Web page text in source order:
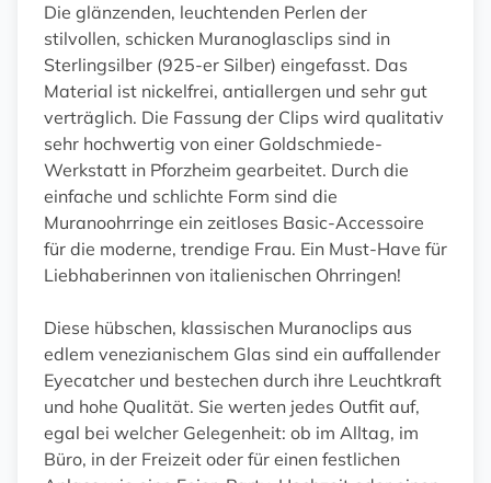
Die glänzenden, leuchtenden Perlen der
stilvollen, schicken Muranoglasclips sind in
Sterlingsilber (925-er Silber) eingefasst. Das
Material ist nickelfrei, antiallergen und sehr gut
verträglich. Die Fassung der Clips wird qualitativ
sehr hochwertig von einer Goldschmiede-
Werkstatt in Pforzheim gearbeitet. Durch die
einfache und schlichte Form sind die
Muranoohrringe ein zeitloses Basic-Accessoire
für die moderne, trendige Frau. Ein Must-Have für
Liebhaberinnen von italienischen Ohrringen!
Diese hübschen, klassischen Muranoclips aus
edlem venezianischem Glas sind ein auffallender
Eyecatcher und bestechen durch ihre Leuchtkraft
und hohe Qualität. Sie werten jedes Outfit auf,
egal bei welcher Gelegenheit: ob im Alltag, im
Büro, in der Freizeit oder für einen festlichen